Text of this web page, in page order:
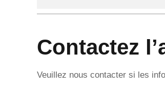
Contactez
Veuillez nous contacter si les